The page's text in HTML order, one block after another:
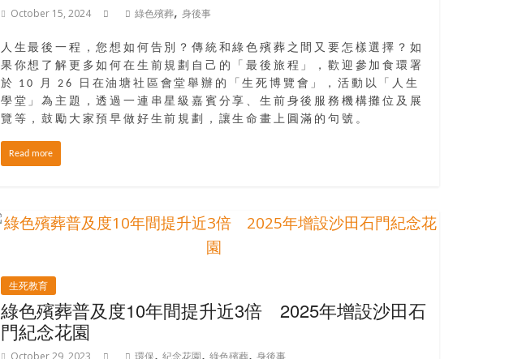
October 15, 2024 綠色殯葬, 身後事
人生最後一程，您想如何告別？傳統和綠色殯葬之間又要怎樣選擇？如
果你想了解更多如何在生前規劃自己的「最後旅程」，歡迎參加食環署
於 10 月 26 日在油塘社區會堂舉辦的「生死博覽會」，活動以「人生
學堂」為主題，透過一連串星級嘉賓分享、生前身後服務機構攤位及展
覽等，鼓勵大家預早做好生前規劃，讓生命畫上圓滿的句號。
Read more
生死教育
綠色殯葬普及度10年間提升近3倍 2025年增設沙田石
門紀念花園
October 29, 2023 環保, 紀念花園, 綠色殯葬, 身後事